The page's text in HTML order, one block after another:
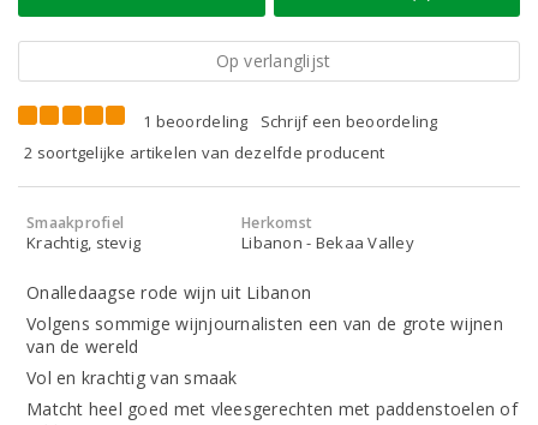
Op verlanglijst
1 beoordeling
Schrijf een beoordeling
2 soortgelijke artikelen van dezelfde producent
Smaakprofiel
Krachtig, stevig
Herkomst
Libanon - Bekaa Valley
Onalledaagse rode wijn uit Libanon
Volgens sommige wijnjournalisten een van de grote wijnen
van de wereld
Vol en krachtig van smaak
Matcht heel goed met vleesgerechten met paddenstoelen of